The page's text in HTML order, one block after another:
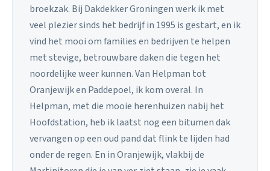
broekzak. Bij Dakdekker Groningen werk ik met
veel plezier sinds het bedrijf in 1995 is gestart, en ik
vind het mooi om families en bedrijven te helpen
met stevige, betrouwbare daken die tegen het
noordelijke weer kunnen. Van Helpman tot
Oranjewijk en Paddepoel, ik kom overal. In
Helpman, met die mooie herenhuizen nabij het
Hoofdstation, heb ik laatst nog een bitumen dak
vervangen op een oud pand dat flink te lijden had
onder de regen. En in Oranjewijk, vlakbij de